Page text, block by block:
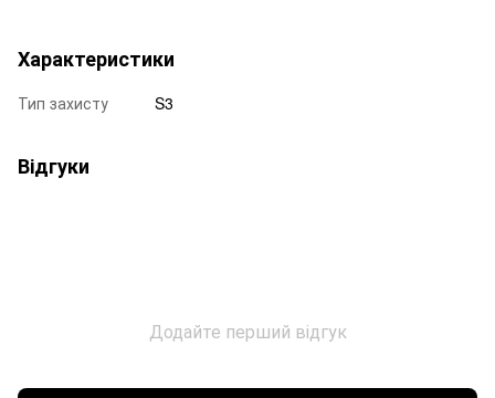
Характеристики
Тип захисту S3
Відгуки
Додайте перший відгук